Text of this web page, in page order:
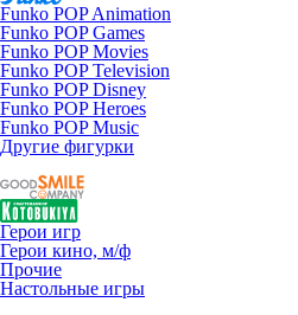
Funko POP Animation
Funko POP Games
Funko POP Movies
Funko POP Television
Funko POP Disney
Funko POP Heroes
Funko POP Music
Другие фигурки
Герои игр
Герои кино, м/ф
Прочие
Настольные игры